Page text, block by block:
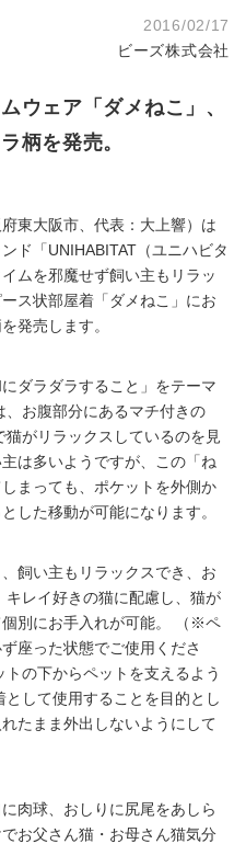
2016/02/17
ビーズ株式会社
ウェア「ダメねこ」、
柄を発売。
東大阪市、代表：大上響）は
ド「UNIHABITAT（ユニハビタ
ムを邪魔せず飼い主もリラッ
ス状部屋着「ダメねこ」にお
発売します。
ダラダラすること」をテーマ
お腹部分にあるマチ付きの
猫がリラックスしているのを見
は多いようですが、この「ね
まっても、ポケットを外側か
した移動が可能になります。
飼い主もリラックスでき、お
レイ好きの猫に配慮し、猫が
別にお手入れが可能。 （※ペ
座った状態でご使用くださ
の下からペットを支えるよう
して使用することを目的とし
たまま外出しないようにして
肉球、おしりに尻尾をあしら
お父さん猫・お母さん猫気分